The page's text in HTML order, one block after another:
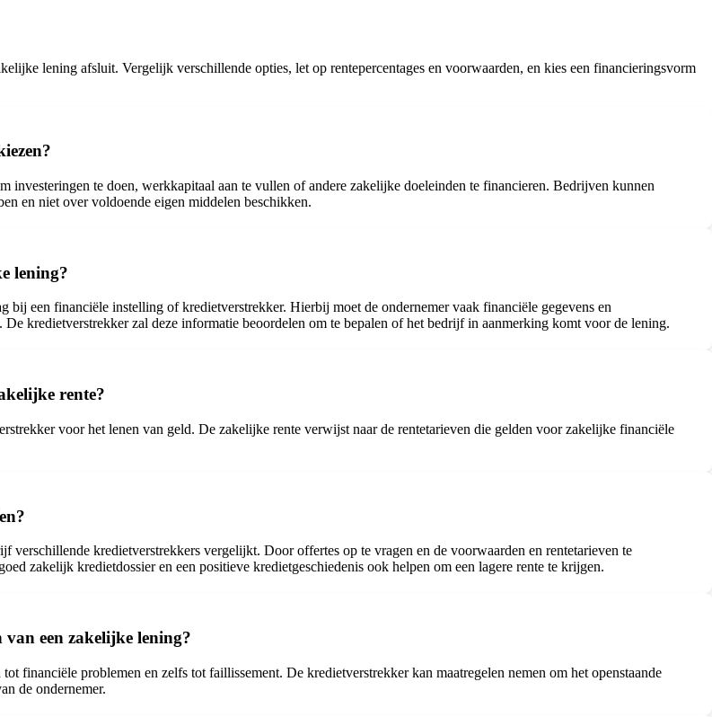
lening afsluit. Vergelijk verschillende opties, let op rentepercentages en voorwaarden, en kies een financieringsvorm
te doen, werkkapitaal aan te vullen of andere zakelijke doeleinden te financieren. Bedrijven kunnen
en niet over voldoende eigen middelen beschikken.
lening?
bij een financiële instelling of kredietverstrekker. Hierbij moet de ondernemer vaak financiële gegevens en
kredietverstrekker zal deze informatie beoordelen om te bepalen of het bedrijf in aanmerking komt voor de lening.
rente?
voor het lenen van geld. De zakelijke rente verwijst naar de rentetarieven die gelden voor zakelijke financiële
verschillende kredietverstrekkers vergelijkt. Door offertes op te vragen en de voorwaarden en rentetarieven te
zakelijk kredietdossier en een positieve kredietgeschiedenis ook helpen om een lagere rente te krijgen.
een zakelijke lening?
financiële problemen en zelfs tot faillissement. De kredietverstrekker kan maatregelen nemen om het openstaande
de ondernemer.